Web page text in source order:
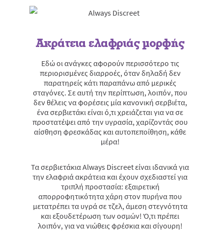
Ακράτεια ελαφριάς μορφής
Εδώ οι ανάγκες αφορούν περισσότερο τις
περιορισμένες διαρροές, όταν δηλαδή δεν
παρατηρείς κάτι παραπάνω από μερικές
σταγόνες. Σε αυτή την περίπτωση, λοιπόν, που
δεν θέλεις να φορέσεις μία κανονική σερβιέτα,
ένα σερβιετάκι είναι ό,τι χρειάζεται για να σε
προστατέψει από την υγρασία, χαρίζοντάς σου
αίσθηση φρεσκάδας και αυτοπεποίθηση, κάθε
μέρα!
Τα σερβιετάκια Always Discreet είναι ιδανικά για
την ελαφριά ακράτεια και έχουν σχεδιαστεί για
τριπλή προστασία: εξαιρετική
απορροφητικότητα χάρη στον πυρήνα που
μετατρέπει τα υγρά σε τζελ, άμεση στεγνότητα
και εξουδετέρωση των οσμών! Ό,τι πρέπει
λοιπόν, για να νιώθεις φρέσκια και σίγουρη!